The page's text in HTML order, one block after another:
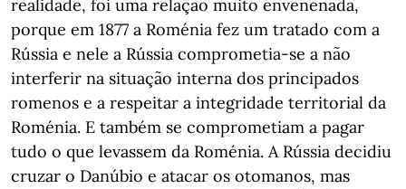
realidade, foi uma relação muito envenenada,
porque em 1877 a Roménia fez um tratado com a
Rússia e nele a Rússia comprometia-se a não
interferir na situação interna dos principados
romenos e a respeitar a integridade territorial da
Roménia. E também se comprometiam a pagar
tudo o que levassem da Roménia. A Rússia decidiu
cruzar o Danúbio e atacar os otomanos, mas